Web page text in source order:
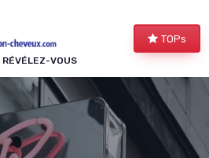
RÉVÉLEZ-VOUS
TOPs